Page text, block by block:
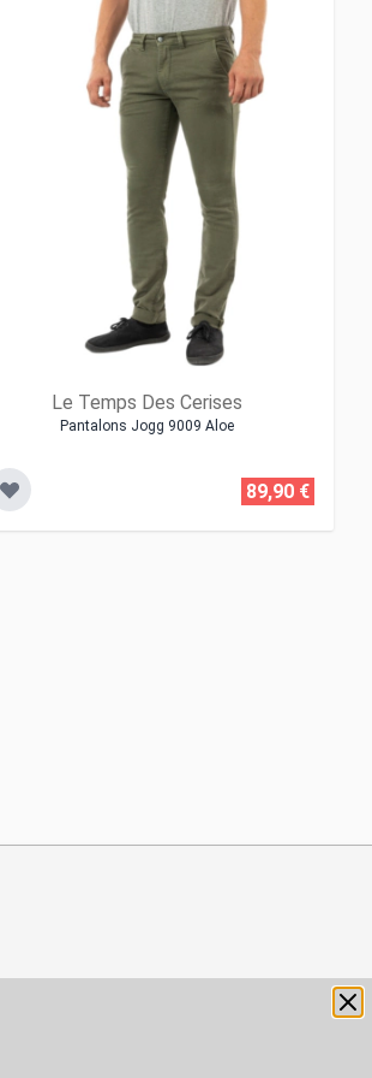
Le Temps Des Cerises
Pantalons Jogg 9009 Aloe
89,90 €